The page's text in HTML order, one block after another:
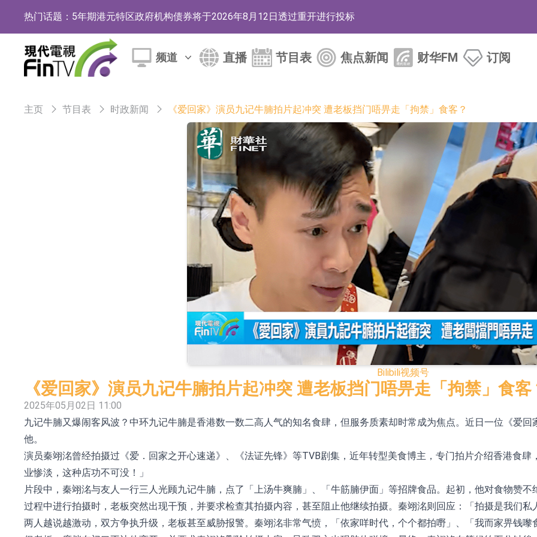
热门话题： 5年期港元特区政府机构债券将于2026年8月12日透过重开进行投标
1年期港元隔夜平均指数挂钩债券将于2026年8月12日进行投标
香港证监会就中国糖果前高管的失当行为取得13年取消资格令
【异动股】港股涨幅榜前十，生物系统工程股权(02902.HK)涨+218.75%，敏捷控股(00186.HK)涨+82.50%
地纬智能：暂未开展对外的语料商业化服务
嘉立创：公司主要提供EDA/CAM、PCB、电子元器件等电子及机械产业链一站式研发智造服务
工信部：鼓励民爆企业依法依规实施重组整合
工信部：到2030年形成3-5家具有较强国际运营能力的大型民爆企业集团
因美纳：首批由中国生产制造基地生产的本土化产品完成客户交付
鲁阳节能：公司汽车衬垫 CCMAX、E2K、HBD系列产品已实现量产销售
北京君正：预计后续仍将主要采用季度调价的模式
【异动股】汽车整车板块下挫，北汽蓝谷(600733.CN)跌6.38%
【异动股】港股涨幅榜前十，生物系统工程股权(02902.HK)涨+231.25%，中国智能健康(00348.HK)涨
【异动股】昨日打二板以上表现板块拉升，欣天科技(300615.CN)涨19.97%
【异动股】港股跌幅榜前十，天瑞汽车内饰(06162.HK)跌18.00%，德信服务集团(02215.HK)跌16.33%
和光智成完成天使轮数千万融资
10年期港元特区政府机构债券将于2026年8月12日透过重开进行投标
频道 直播 节目表 焦点新闻 财华FM 订阅
主页 节目表 时政新闻 《爱回家》演员九记牛腩拍片起冲突 遭老板挡门唔畀走「拘禁」食客？
Bilibili视频号
《爱回家》演员九记牛腩拍片起冲突 遭老板挡门唔畀走「拘禁」食客
2025年05月02日 11:00
九记牛腩又爆闹客风波？中环九记牛腩是香港数一数二高人气的知名食肆，但服务质素却时常成为焦点。近日一位《爱
他。
演员秦翊洺曾经拍摄过《爱．回家之开心速递》、《法证先锋》等TVB剧集，近年转型美食博主，专门拍片介绍香港食
业惨淡，这种店功不可没！」
片段中，秦翊洺与友人一行三人光顾九记牛腩，点了「上汤牛爽腩」、「牛筋腩伊面」等招牌食品。起初，他对食物赞
过程中进行拍摄时，老板突然出现干预，并要求检查其拍摄内容，甚至阻止他继续拍摄。秦翊洺则回应：「拍摄是我们
两人越说越激动，双方争执升级，老板甚至威胁报警。秦翊洺非常气愤，「依家咩时代，个个都拍嘢」、「我而家畀钱